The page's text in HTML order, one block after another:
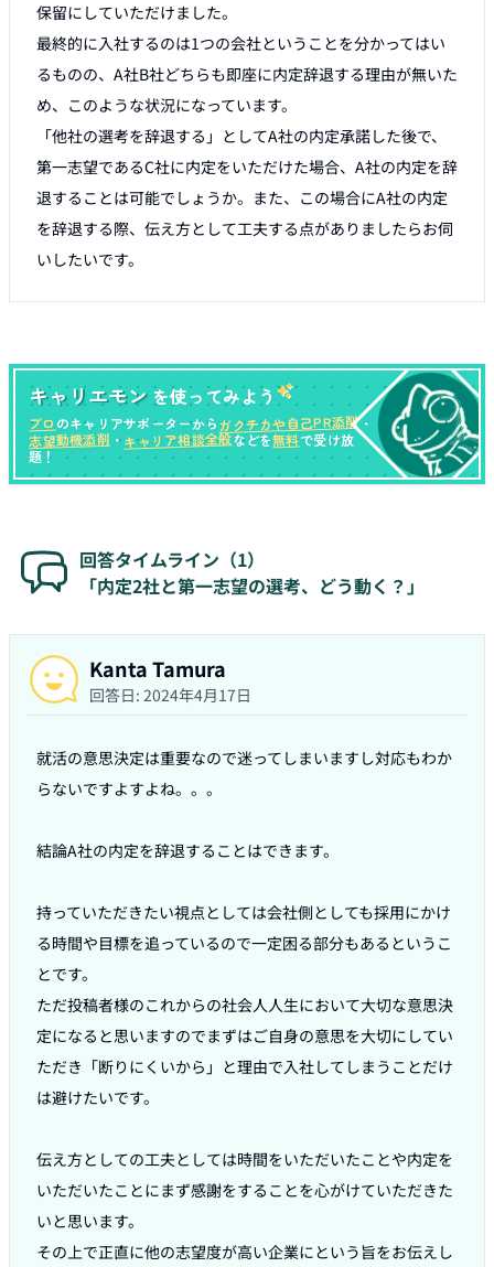
保留にしていただけました。
最終的に入社するのは1つの会社ということを分かってはい
るものの、A社B社どちらも即座に内定辞退する理由が無いた
め、このような状況になっています。
「他社の選考を辞退する」としてA社の内定承諾した後で、
第一志望であるC社に内定をいただけた場合、A社の内定を辞
退することは可能でしょうか。また、この場合にA社の内定
を辞退する際、伝え方として工夫する点がありましたらお伺
いしたいです。
キャリエモン を使ってみよう
プロ のキャリアサポーターからガクチカや自己PR添削・
志望動機添削 ・キャリア相談全般などを無料で受け放
題！
回答タイムライン（1）
「内定2社と第一志望の選考、どう動く？」
Kanta Tamura
回答日: 2024年4月17日
就活の意思決定は重要なので迷ってしまいますし対応もわか
らないですよすよね。。。
結論A社の内定を辞退することはできます。
持っていただきたい視点としては会社側としても採用にかけ
る時間や目標を追っているので一定困る部分もあるというこ
とです。
ただ投稿者様のこれからの社会人人生において大切な意思決
定になると思いますのでまずはご自身の意思を大切にしてい
ただき「断りにくいから」と理由で入社してしまうことだけ
は避けたいです。
伝え方としての工夫としては時間をいただいたことや内定を
いただいたことにまず感謝をすることを心がけていただきた
いと思います。
その上で正直に他の志望度が高い企業にという旨をお伝えし